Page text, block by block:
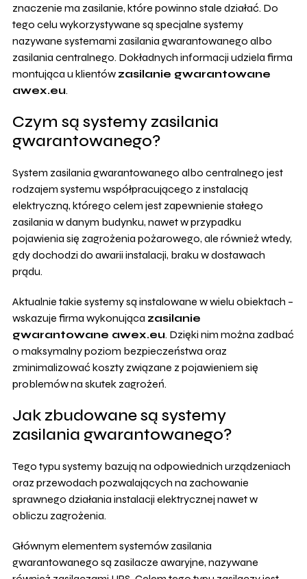
znaczenie ma zasilanie, które powinno stale działać. Do
tego celu wykorzystywane są specjalne systemy
nazywane systemami zasilania gwarantowanego albo
zasilania centralnego. Dokładnych informacji udziela firma
montująca u klientów zasilanie gwarantowane
awex.eu.
Czym są systemy zasilania
gwarantowanego?
System zasilania gwarantowanego albo centralnego jest
rodzajem systemu współpracującego z instalacją
elektryczną, którego celem jest zapewnienie stałego
zasilania w danym budynku, nawet w przypadku
pojawienia się zagrożenia pożarowego, ale również wtedy,
gdy dochodzi do awarii instalacji, braku w dostawach
prądu.
Aktualnie takie systemy są instalowane w wielu obiektach –
wskazuje firma wykonująca zasilanie
gwarantowane awex.eu. Dzięki nim można zadbać
o maksymalny poziom bezpieczeństwa oraz
zminimalizować koszty związane z pojawieniem się
problemów na skutek zagrożeń.
Jak zbudowane są systemy
zasilania gwarantowanego?
Tego typu systemy bazują na odpowiednich urządzeniach
oraz przewodach pozwalających na zachowanie
sprawnego działania instalacji elektrycznej nawet w
obliczu zagrożenia.
Głównym elementem systemów zasilania
gwarantowanego są zasilacze awaryjne, nazywane